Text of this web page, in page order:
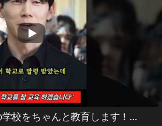
校をちゃんと教育します！